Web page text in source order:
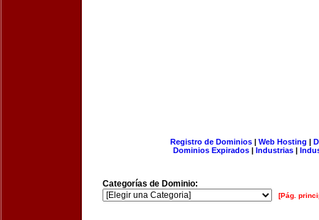
Registro de Dominios| Web Hosting |
Dominios Expirados | Industrias |
Categorías de Dominio:
[Pág.